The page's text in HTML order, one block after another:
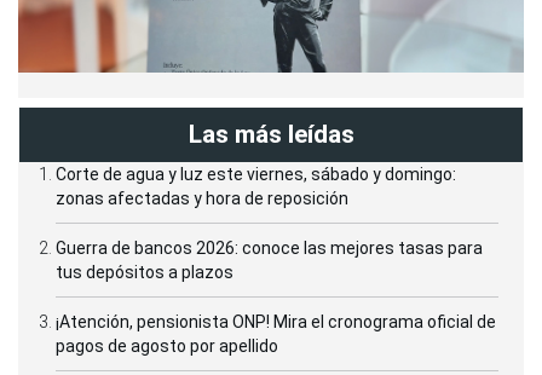
Las más leídas
Corte de agua y luz este viernes, sábado y domingo:
zonas afectadas y hora de reposición
Guerra de bancos 2026: conoce las mejores tasas para
tus depósitos a plazos
¡Atención, pensionista ONP! Mira el cronograma oficial de
pagos de agosto por apellido